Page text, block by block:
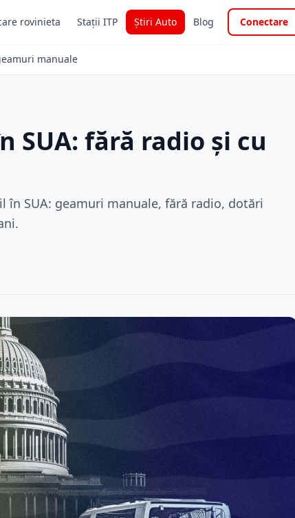
rovinieta Stații ITP Știri Auto Blog Conectare
manuale
SUA: fără radio și cu
în SUA: geamuri manuale, fără radio, dotări